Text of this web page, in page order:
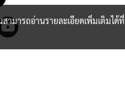
ามารถอ่านรายละเอียดเพิ่มเติมได้ที่